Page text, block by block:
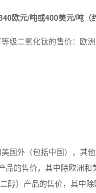
欧元/吨或400美元/吨（
级二氧化钛的售价：欧洲
国外（包括中国），其
的售价，其中除欧洲
醇）产品的售价，其中